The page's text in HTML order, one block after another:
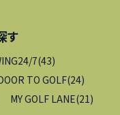
す
7(43)
TO GOLF(24)
MY GOLF LANE(21 )